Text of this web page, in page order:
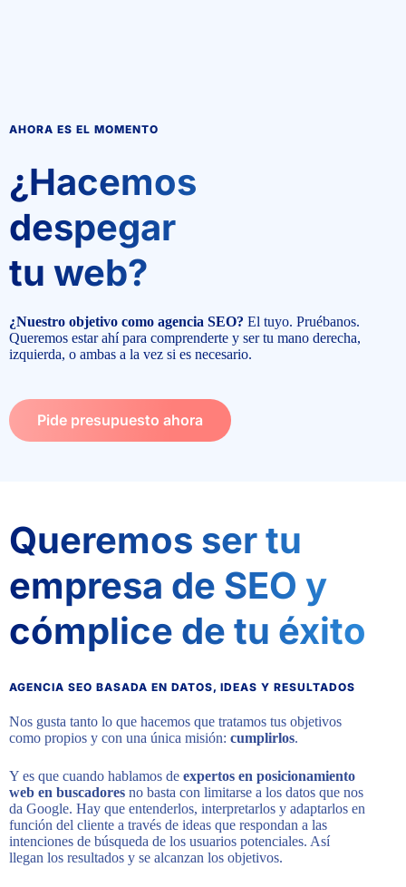
AHORA ES EL MOMENTO
¿Hacemos
despegar
tu web?
¿Nuestro objetivo como agencia SEO? El tuyo. Pruébanos.
Queremos estar ahí para comprenderte y ser tu mano derecha,
izquierda, o ambas a la vez si es necesario.
Pide presupuesto ahora
Queremos ser tu
empresa de SEO y
cómplice de tu éxito
AGENCIA SEO BASADA EN DATOS, IDEAS Y RESULTADOS
Nos gusta tanto lo que hacemos que tratamos tus objetivos
como propios y con una única misión: cumplirlos.
Y es que cuando hablamos de expertos en posicionamiento
web en buscadores no basta con limitarse a los datos que nos
da Google. Hay que entenderlos, interpretarlos y adaptarlos en
función del cliente a través de ideas que respondan a las
intenciones de búsqueda de los usuarios potenciales. Así
llegan los resultados y se alcanzan los objetivos.